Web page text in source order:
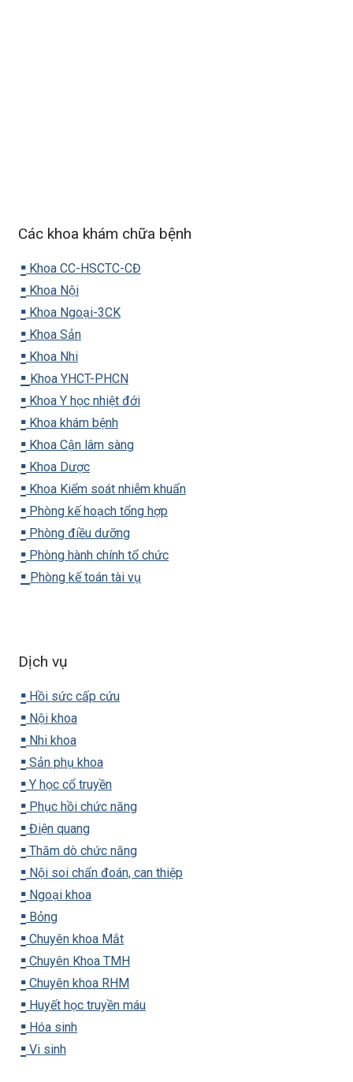
Các khoa khám chữa bệnh
▪️ Khoa CC-HSCTC-CĐ
▪️ Khoa Nội
▪️ Khoa Ngoại-3CK
▪️ Khoa Sản
▪️ Khoa Nhi
▪️ Khoa YHCT-PHCN
▪️ Khoa Y học nhiệt đới
▪️ Khoa khám bệnh
▪️ Khoa Cận lâm sàng
▪️ Khoa Dược
▪️ Khoa Kiểm soát nhiễm khuẩn
▪️ Phòng kế hoạch tổng hợp
▪️ Phòng điều dưỡng
▪️ Phòng hành chính tổ chức
▪️ Phòng kế toán tài vụ
Dịch vụ
▪️ Hồi sức cấp cứu
▪️ Nội khoa
▪️ Nhi khoa
▪️ Sản phụ khoa
▪️ Y học cổ truyền
▪️ Phục hồi chức năng
▪️ Điện quang
▪️ Thăm dò chức năng
▪️ Nội soi chẩn đoán, can thiệp
▪️ Ngoại khoa
▪️ Bỏng
▪️ Chuyên khoa Mắt
▪️ Chuyên Khoa TMH
▪️ Chuyên khoa RHM
▪️ Huyết học truyền máu
▪️ Hóa sinh
▪️ Vi sinh